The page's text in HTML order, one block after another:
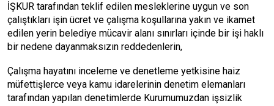
İŞKUR tarafından teklif edilen mesleklerine uygun ve son
çalıştıkları işin ücret ve çalışma koşullarına yakın ve ikamet
edilen yerin belediye mücavir alanı sınırları içinde bir işi haklı
bir nedene dayanmaksızın reddedenlerin,
Çalışma hayatını inceleme ve denetleme yetkisine haiz
müfettişlerce veya kamu idarelerinin denetim elemanları
tarafından yapılan denetimlerde Kurumumuzdan işsizlik